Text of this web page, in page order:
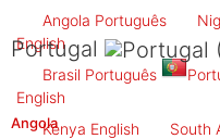
Angola Português
English
Brasil Português
English
Kenya English South
Portugal
Angola